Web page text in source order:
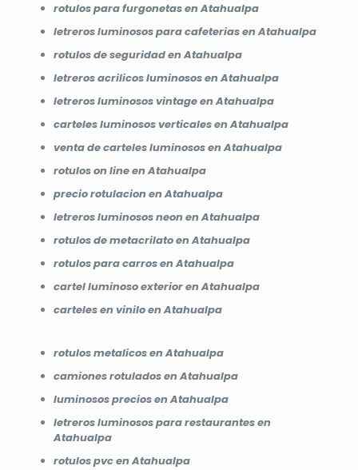
rotulos para furgonetas en Atahualpa
letreros luminosos para cafeterias en Atahualpa
rotulos de seguridad en Atahualpa
letreros acrilicos luminosos en Atahualpa
letreros luminosos vintage en Atahualpa
carteles luminosos verticales en Atahualpa
venta de carteles luminosos en Atahualpa
rotulos on line en Atahualpa
precio rotulacion en Atahualpa
letreros luminosos neon en Atahualpa
rotulos de metacrilato en Atahualpa
rotulos para carros en Atahualpa
cartel luminoso exterior en Atahualpa
carteles en vinilo en Atahualpa
rotulos metalicos en Atahualpa
camiones rotulados en Atahualpa
luminosos precios en Atahualpa
letreros luminosos para restaurantes en
Atahualpa
rotulos pvc en Atahualpa